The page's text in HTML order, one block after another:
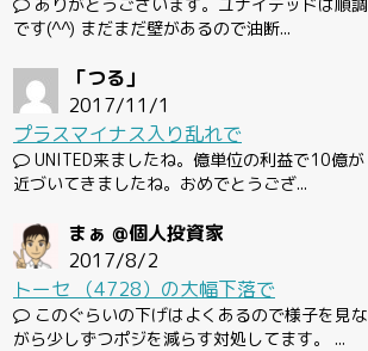
です(^^) まだまだ壁があるので油断...
「つる」
2017/11/1
プラスマイナス入り乱れで
UNITED来ましたね。億単位の利益で10億が
近づいてきましたね。おめでとうござ...
まぁ @個人投資家
2017/8/2
トーセ （4728）の大幅下落で
このぐらいの下げはよくあるので様子を見な
がら少しずつポジを減らす対処してます。 ...